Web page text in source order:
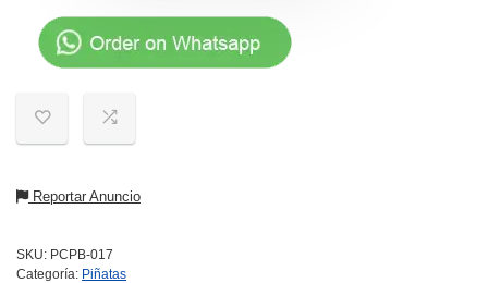
Reportar Anuncio
SKU: PCPB-017
Categoría: Piñatas